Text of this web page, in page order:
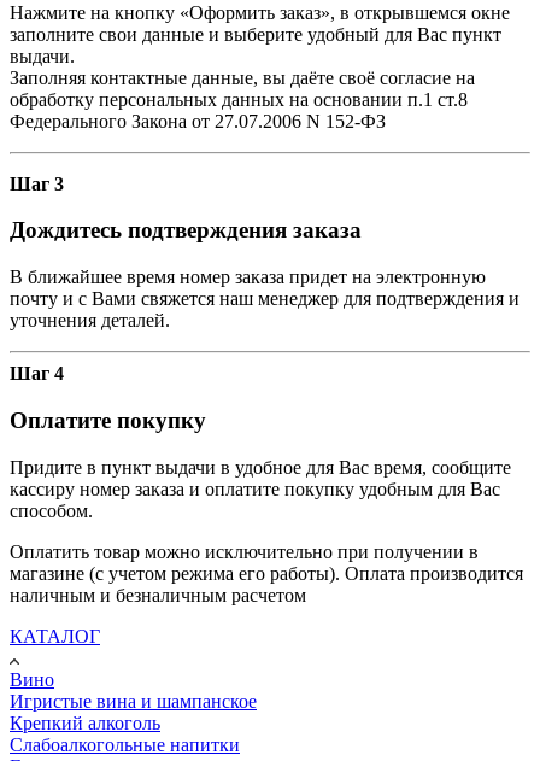
Нажмите на кнопку «Оформить заказ», в открывшемся окне
заполните свои данные и выберите удобный для Вас пункт
выдачи.
Заполняя контактные данные, вы даёте своё согласие на
обработку персональных данных на основании п.1 ст.8
Федерального Закона от 27.07.2006 N 152-ФЗ
Шаг 3
Дождитесь подтверждения заказа
В ближайшее время номер заказа придет на электронную
почту и с Вами свяжется наш менеджер для подтверждения и
уточнения деталей.
Шаг 4
Оплатите покупку
Придите в пункт выдачи в удобное для Вас время, сообщите
кассиру номер заказа и оплатите покупку удобным для Вас
способом.
Оплатить товар можно исключительно при получении в
магазине (с учетом режима его работы). Оплата производится
наличным и безналичным расчетом
КАТАЛОГ
Вино
Игристые вина и шампанское
Крепкий алкоголь
Слабоалкогольные напитки